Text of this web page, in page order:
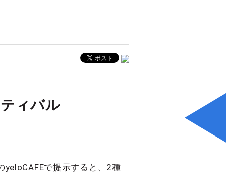
ィバル
で提示すると、2種